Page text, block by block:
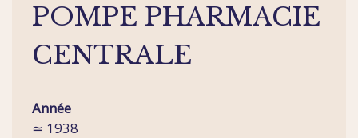
POMPE PHARMACIE
CENTRALE
Année
≃ 1938